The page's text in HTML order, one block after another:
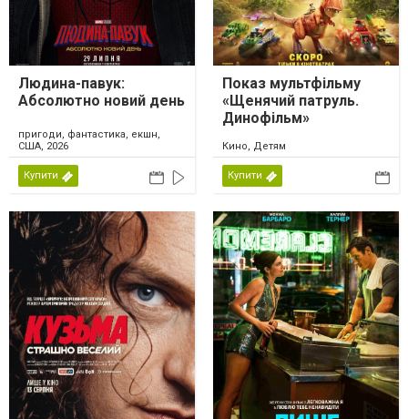
Людина-павук:
Абсолютно новий день
пригоди, фантастика, екшн,
США, 2026
Купити
Показ мультфільму
«Щенячий патруль.
Динофільм»
Кино, Детям
Купити